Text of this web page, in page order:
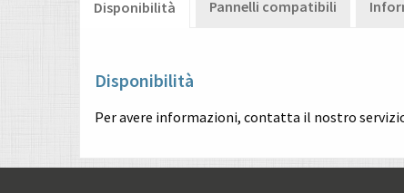
Disponibilità Pannelli compatibili
Disponibilità
Per avere informazioni, contatta il nostro